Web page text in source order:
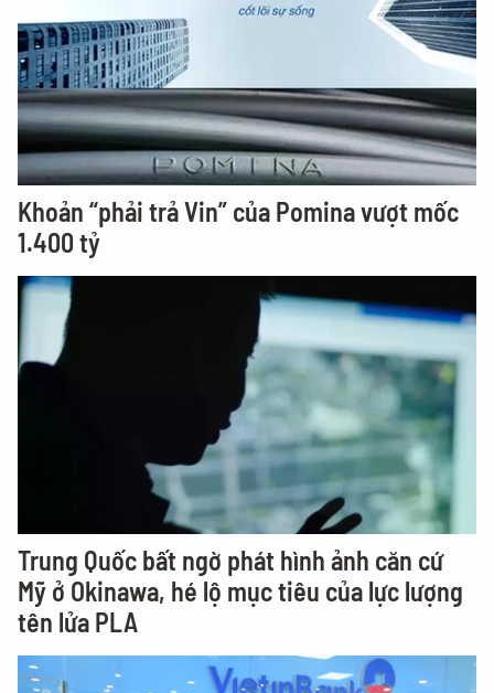
Khoản “phải trả Vin” của Pomina vượt mốc
1.400 tỷ
Trung Quốc bất ngờ phát hình ảnh căn cứ
Mỹ ở Okinawa, hé lộ mục tiêu của lực lượng
tên lửa PLA